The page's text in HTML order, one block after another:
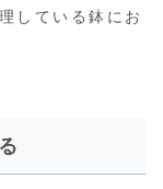
している鉢にお